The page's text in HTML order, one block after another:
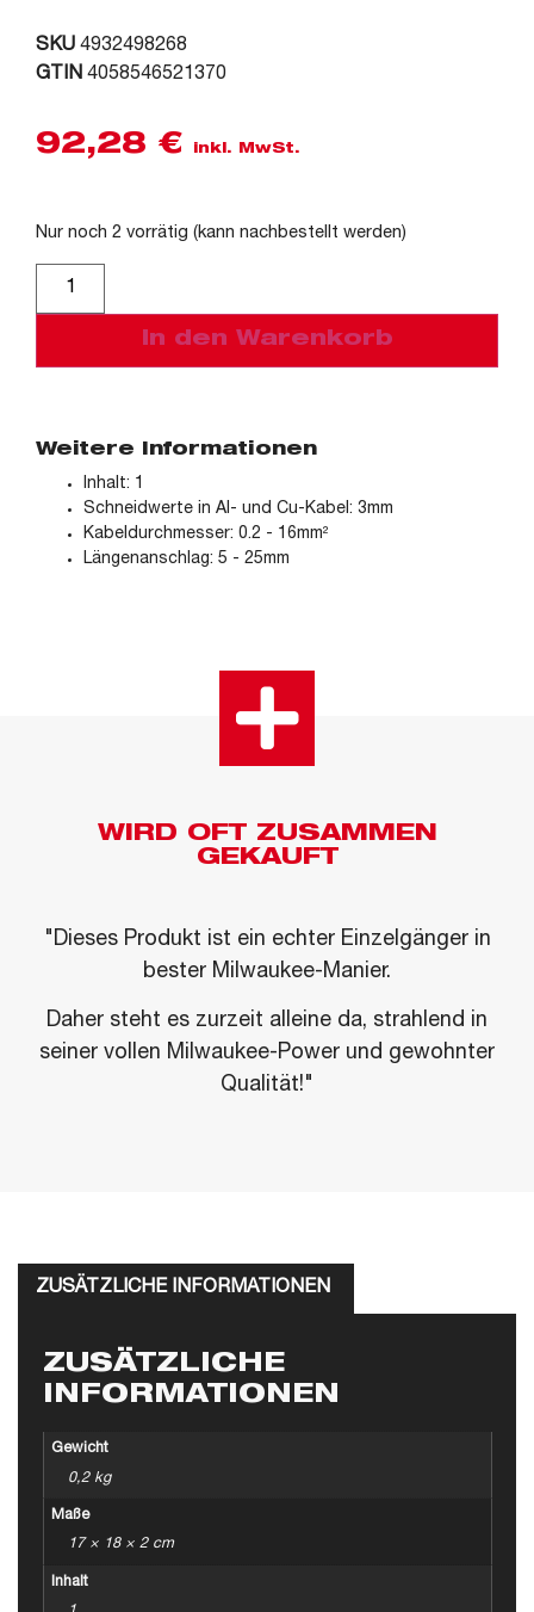
SKU 4932498268
GTIN 4058546521370
92,28 € inkl. MwSt.
Nur noch 2 vorrätig (kann nachbestellt werden)
In den Warenkorb
Weitere Informationen
Inhalt: 1
Schneidwerte in Al- und Cu-Kabel: 3mm
Kabeldurchmesser: 0.2 - 16mm²
Längenanschlag: 5 - 25mm
WIRD OFT ZUSAMMEN
GEKAUFT
"Dieses Produkt ist ein echter Einzelgänger in
bester Milwaukee-Manier.
Daher steht es zurzeit alleine da, strahlend in
seiner vollen Milwaukee-Power und gewohnter
Qualität!"
ZUSÄTZLICHE INFORMATIONEN
ZUSÄTZLICHE
INFORMATIONEN
Gewicht
0,2 kg
Maße
17 × 18 × 2 cm
Inhalt